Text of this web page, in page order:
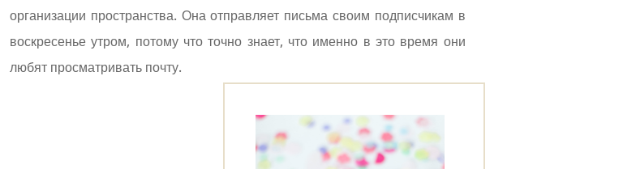
организации пространства. Она отправляет письма своим подписчикам в
воскресенье утром, потому что точно знает, что именно в это время они
любят просматривать почту.